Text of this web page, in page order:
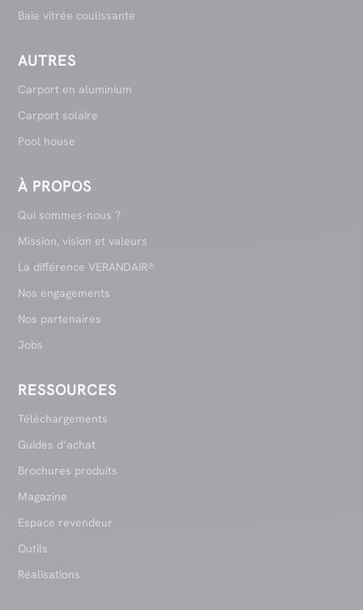
Baie vitrée coulissante
AUTRES
Carport en aluminium
Carport solaire
Pool house
À PROPOS
Qui sommes-nous ?
Mission, vision et valeurs
La différence VERANDAIR®
Nos engagements
Nos partenaires
Jobs
RESSOURCES
Téléchargements
Guides d’achat
Brochures produits
Magazine
Espace revendeur
Outils
Réalisations